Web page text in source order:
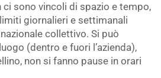
sono vincoli di spazio e tempo,
giornalieri e settimanali
collettivo. Si può
(dentro e fuori l’azienda),
non si fanno pause in orari